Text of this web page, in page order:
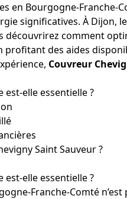
en Bourgogne-
significatives. À
découvrirez comment
profitant des aides
Couvreur
est-elle essentielle ?
Saint Sauveur ?
est-elle essentielle ?
Franche-Comté